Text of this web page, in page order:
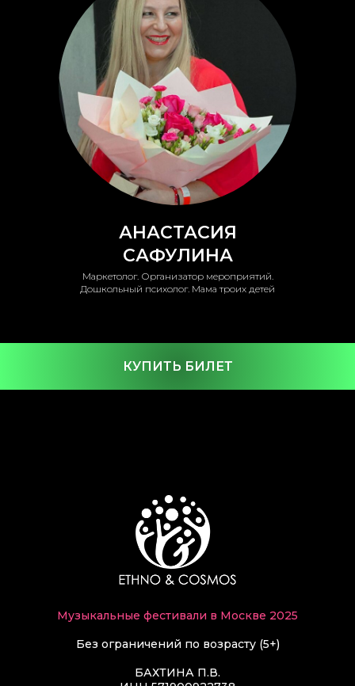
АНАСТАСИЯ
САФУЛИНА
Маркетолог. Организатор мероприятий.
Дошкольный психолог. Мама троих детей
КУПИТЬ БИЛЕТ
Музыкальные фестивали в Москве 2025
Без ограничений по возрасту (5+)
БАХТИНА П.В.